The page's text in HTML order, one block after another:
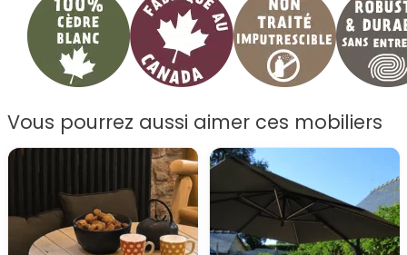
Vous pourrez aussi aimer ces mobiliers